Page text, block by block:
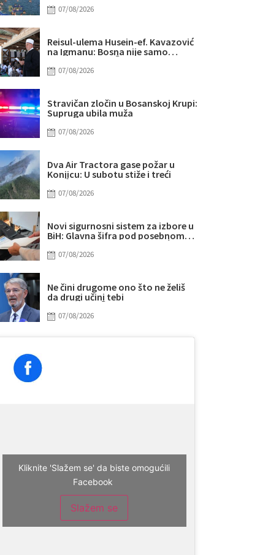
07/08/2026
Reisul-ulema Husein-ef. Kavazović
na Igmanu: Bosna nije samo
07/08/2026
Stravičan zločin u Bosanskoj Krupi:
Supruga ubila muža
07/08/2026
Dva Air Tractora gase požar u
Konjicu: U subotu stiže i treći
07/08/2026
Novi sigurnosni sistem za izbore u
BiH: Glavna šifra pod posebnom
07/08/2026
Ne čini drugome ono što ne želiš
da drugi učini tebi
07/08/2026
Kliknite 'Slažem se' da biste omogućili
Facebook
Slažem se